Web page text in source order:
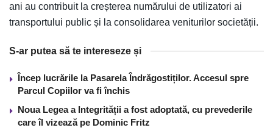
ani au contribuit la creșterea numărului de utilizatori ai
transportului public și la consolidarea veniturilor societății.
S-ar putea să te intereseze și
Încep lucrările la Pasarela Îndrăgostiților. Accesul spre
Parcul Copiilor va fi închis
Noua Legea a Integrității a fost adoptată, cu prevederile
care îl vizează pe Dominic Fritz